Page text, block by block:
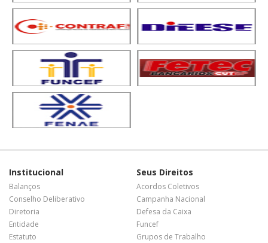
Institucional
Balanços
Conselho Deliberativo
Diretoria
Entidade
Estatuto
Seus Direitos
Acordos Coletivos
Campanha Nacional
Defesa da Caixa
Funcef
Grupos de Trabalho